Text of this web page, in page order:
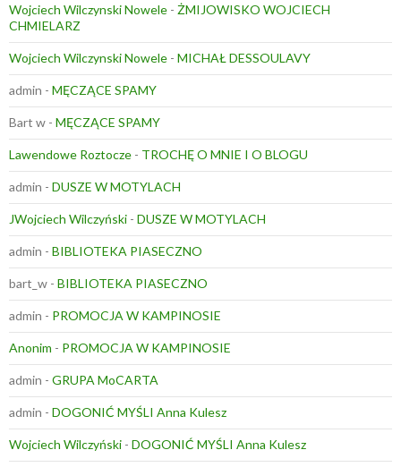
Wojciech Wilczynski Nowele - ŻMIJOWISKO WOJCIECH
CHMIELARZ
Wojciech Wilczynski Nowele - MICHAŁ DESSOULAVY
admin - MĘCZĄCE SPAMY
Bart w - MĘCZĄCE SPAMY
Lawendowe Roztocze - TROCHĘ O MNIE I O BLOGU
admin - DUSZE W MOTYLACH
JWojciech Wilczyński - DUSZE W MOTYLACH
admin - BIBLIOTEKA PIASECZNO
bart_w - BIBLIOTEKA PIASECZNO
admin - PROMOCJA W KAMPINOSIE
Anonim - PROMOCJA W KAMPINOSIE
admin - GRUPA MoCARTA
admin - DOGONIĆ MYŚLI Anna Kulesz
Wojciech Wilczyński - DOGONIĆ MYŚLI Anna Kulesz